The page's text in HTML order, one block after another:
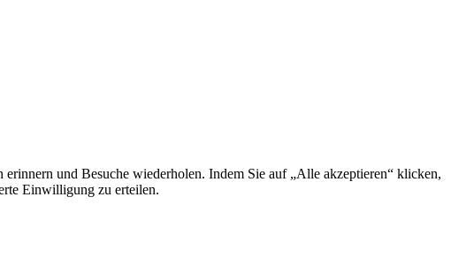
und Besuche wiederholen. Indem Sie auf „Alle akzeptieren“ klicken,
Einwilligung zu erteilen.